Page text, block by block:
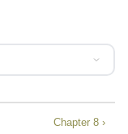
Chapter 8 ›